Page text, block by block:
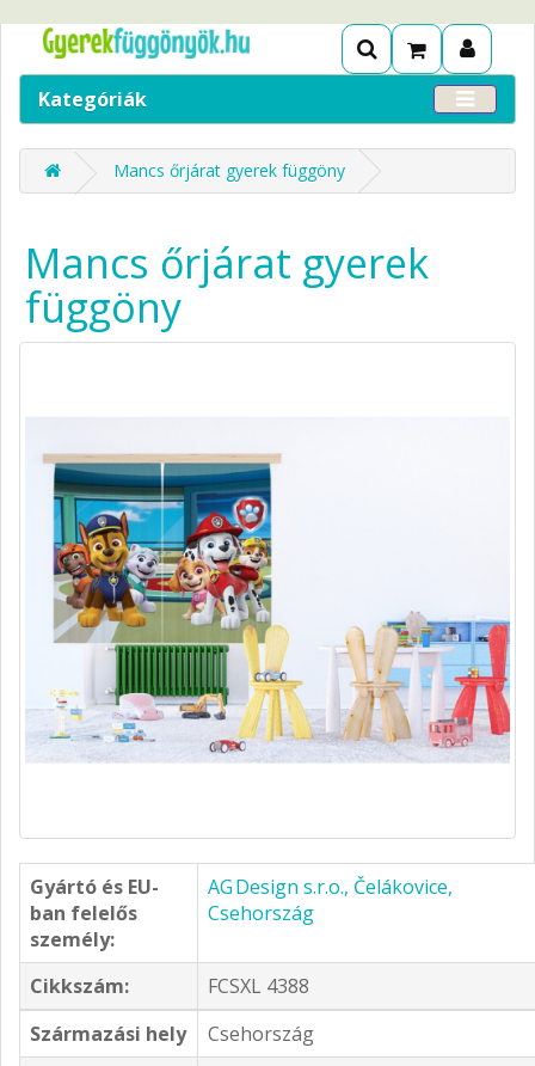
Kategóriák
Mancs őrjárat gyerek függöny
Mancs őrjárat gyerek
függöny
Gyártó és EU-
ban felelős
személy:
AG Design s.r.o., Čelákovice,
Csehország
Cikkszám:
FCSXL 4388
Származási hely
Csehország